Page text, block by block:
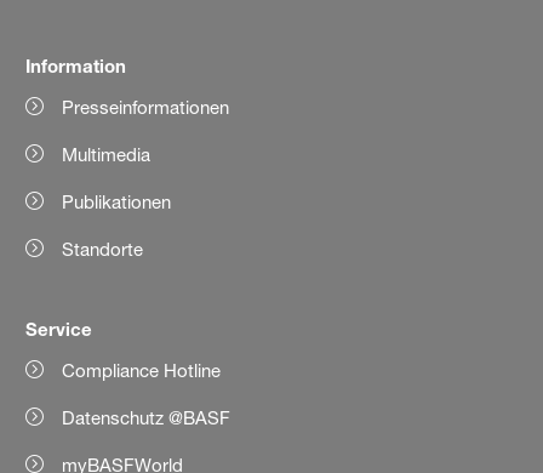
Information
Presseinformationen
Multimedia
Publikationen
Standorte
Service
Compliance Hotline
Datenschutz @BASF
myBASFWorld